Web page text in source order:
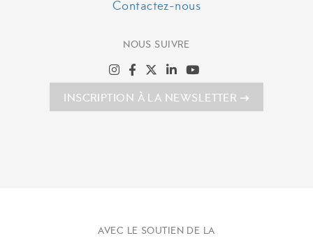
Contactez-nous
NOUS SUIVRE
INSCRIPTION À LA NEWSLETTER
AVEC LE SOUTIEN DE LA